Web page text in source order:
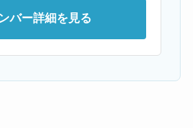
バー詳細を見る